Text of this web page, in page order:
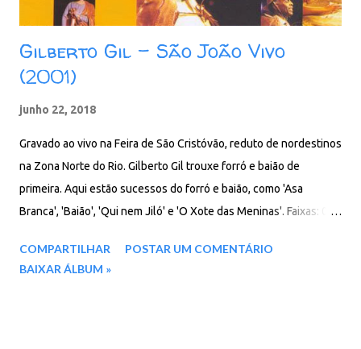
Gilberto Gil - São João Vivo
(2001)
junho 22, 2018
Gravado ao vivo na Feira de São Cristóvão, reduto de nordestinos
na Zona Norte do Rio. Gilberto Gil trouxe forró e baião de
primeira. Aqui estão sucessos do forró e baião, como 'Asa
Branca', 'Baião', 'Qui nem Jiló' e 'O Xote das Meninas'. Faixas: 01.
Da Penha 05. Qui Nem Jiló 06. Baião / De Onde Vem O Baião 07.
COMPARTILHAR
POSTAR UM COMENTÁRIO
BAIXAR ÁLBUM »